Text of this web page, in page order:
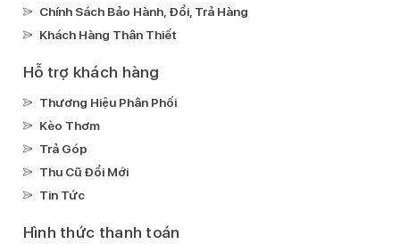
H.264(MPEG4-AVC)
Nghe nhạc:
MP3ALAC
SIM:
Chính Sách Bảo Hành, Đổi, Trả Hàng
Khách Hàng Thân Thiết
Hỗ trợ khách hàng
Thương Hiệu Phân Phối
Kèo Thơm
Trả Góp
Thu Cũ Đổi Mới
Tin Tức
Hình thức thanh toán